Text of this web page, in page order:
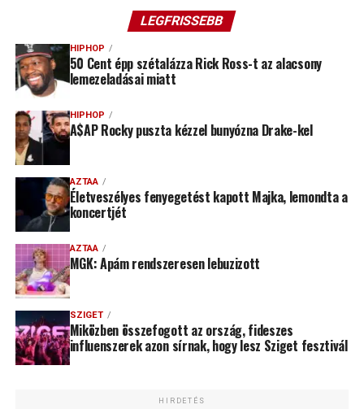
LEGFRISSEBB
HIPHOP
50 Cent épp szétalázza Rick Ross-t az alacsony
lemezeladásai miatt
HIPHOP
A$AP Rocky puszta kézzel bunyózna Drake-kel
AZTAA
Életveszélyes fenyegetést kapott Majka, lemondta a
koncertjét
AZTAA
MGK: Apám rendszeresen lebuzizott
SZIGET
Miközben összefogott az ország, fideszes
influenszerek azon sírnak, hogy lesz Sziget fesztivál
HIRDETÉS